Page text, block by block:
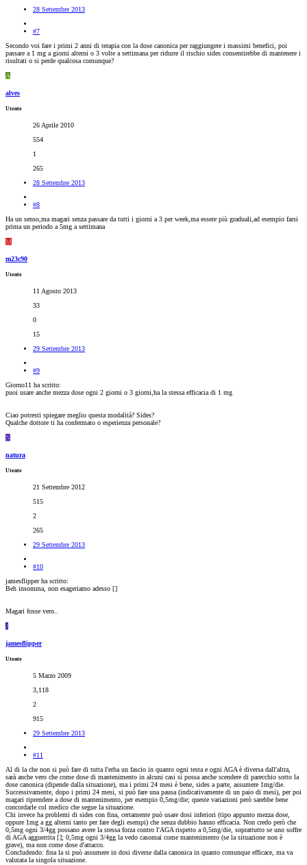
28 Settembre 2013
#7
Secondo voi fare i primi 2 anni di terapia con la dose canonica per raggiungere i massimi benefici, poi
passare a 1 mg a giorni alterni o 3 volte a settimana per ridurre il rischio sides consentirebbe di mantenere i
risultati o si perde qualcosa comunque?
A
alves
Utente
26 Aprile 2010
554
1
265
28 Settembre 2013
#8
Ha un senso,ma magari senza passare da tutti i giorni a 3 per week,ma essere più graduali,ad esempio farsi
prima un periodo a 5mg a settimana
M
m23c90
Utente
11 Agosto 2013
33
0
15
29 Settembre 2013
#9
Giorno11 ha scritto:
puoi usare anche mezza dose ogni 2 giorni o 3 giorni,ha la stessa efficacia di 1 mg
Ciao potresti spiegare meglio questa modalità? Sides?
Qualche dottore ti ha confermato o esperienza personale?
N
natura
Utente
21 Settembre 2012
515
2
265
29 Settembre 2013
#10
jamesflipper ha scritto:
Beh insomma, non esageriamo adesso []
Magari fosse vero..
J
jamesflipper
Utente
5 Marzo 2009
3,118
2
915
29 Settembre 2013
#11
Al di la che non si può fare di tutta l'erba un fascio in quanto ogni testa e ogni AGA è diversa dall'altra,
sarà anche vero che come dose di mantenimento in alcuni casi si possa anche scendere di parecchio sotto la
dose canonica (dipende dalla situazione), ma i primi 24 mesi è bene, sides a parte, assumere 1mg/die.
Successivamente, dopo i primi 24 mesi, si può fare una pausa (indicativamente di un paio di mesi), per poi
magari riprendere a dose di mantenimento, per esempio 0,5mg/die; queste variazioni però sarebbe bene
concordarle col medico che segue la situazione.
Chi invece ha problemi di sides con fina, certamente può usare dosi inferiori (tipo appunto mezza dose,
oppure 1mg a gg alterni tanto per fare degli esempi) che senza dubbio hanno efficacia. Non credo però che
0,5mg ogni 3/4gg possano avere la stessa forza contro l'AGA rispetto a 0,5mg/die, soprattutto se uno soffre
di AGA agguerrita []; 0,5mg ogni 3/4gg la vedo casomai come mantenimento (se la situazione non è
grave), ma non come dose d'attacco.
Concludendo: fina la si può assumere in dosi diverse dalla canonica in quanto comunque efficace, ma va
valutata la singola situazione.